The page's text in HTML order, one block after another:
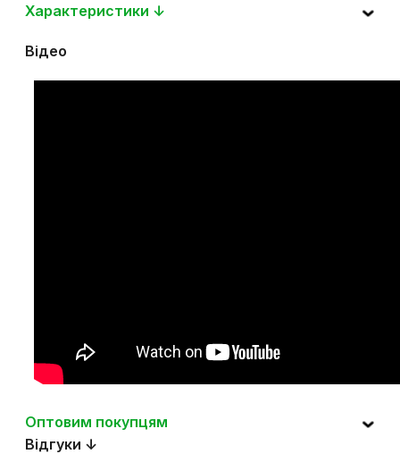
Характеристики ↓
Відео
Оптовим покупцям
Відгуки ↓